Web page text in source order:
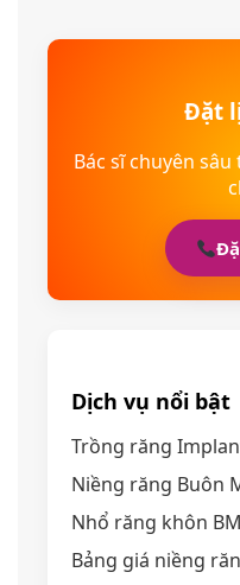
Đặt
Bác sĩ chuyên
Dịch vụ nổi bật
Trồng răng
Niềng răng Buôn
Nhổ răng khôn
Bảng giá niềng